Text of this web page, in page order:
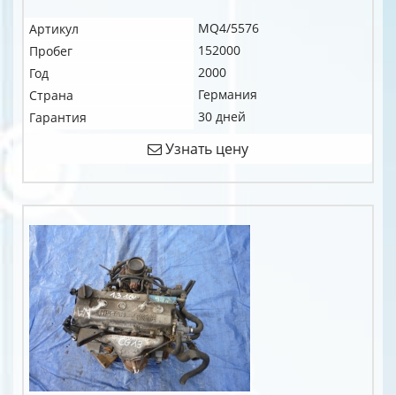
Артикул
MQ4/5576
Пробег
152000
Год
2000
Страна
Германия
Гарантия
30 дней
Узнать цену